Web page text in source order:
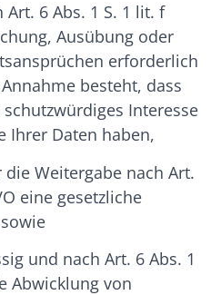
6 Abs. 1 S. 1 lit. f
Ausübung oder
erforderlich
besteht, dass
Interesse
Ihrer Daten haben,
Weitergabe nach Art.
eine gesetzliche
und nach Art. 6 Abs. 1
Abwicklung von